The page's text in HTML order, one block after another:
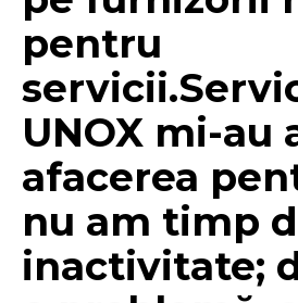
pentru
UNOX mi-au
afacerea
nu am timp
inactivitate;